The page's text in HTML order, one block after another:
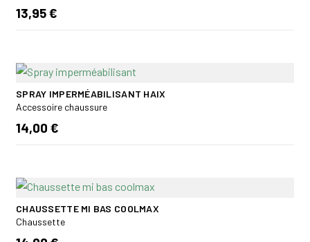
13,95 €
SPRAY IMPERMÉABILISANT HAIX
Accessoire chaussure
14,00 €
CHAUSSETTE MI BAS COOLMAX
Chaussette